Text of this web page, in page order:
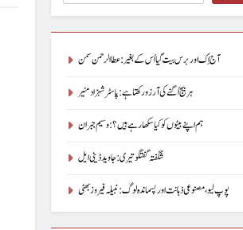
آج اِک اور برس بیت گیا اُس کے بغیر : عطاالرحمن سمن
ہر بیج اُگنے کی آرزو رکھتا ہے : پاسٹر شہزاد منیر
ہم اپنے بیٹوں کو کیا سکھا رہے ہیں؟ : وسیم جبران
شگفتہ گفتگو تیری : جاوید ڈینی ایل
پوپ لیو،مصنوعی ذہانت اور پسماندہ لوگ : نبیلہ فیروز بھٹی